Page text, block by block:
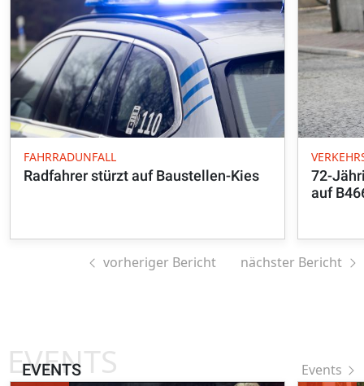
FAHRRADUNFALL
Radfahrer stürzt auf Baustellen-Kies
72-
auf
vorheriger Bericht nächster Bericht
EVENTS
EVENTS Events